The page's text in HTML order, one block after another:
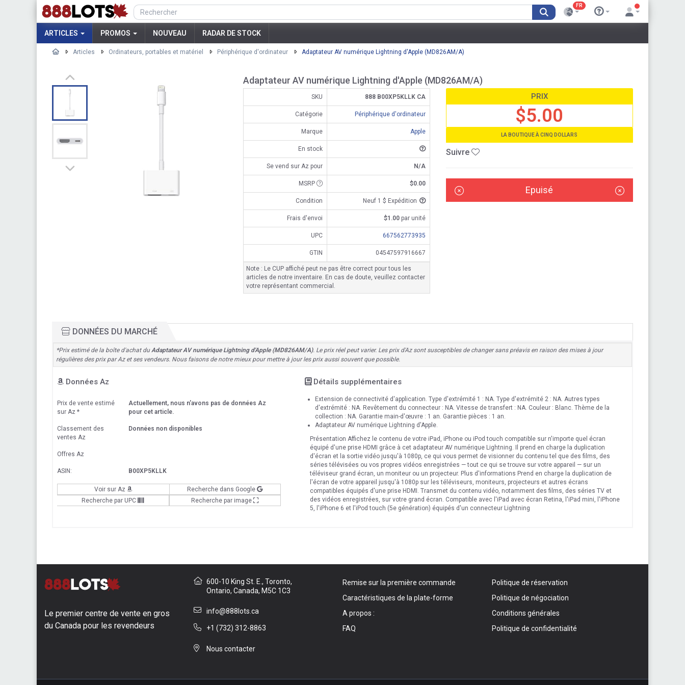
FR
ARTICLES PROMOS NOUVEAU RADAR DE STOCK
Articles Ordinateurs, portables et matériel Périphérique d'ordinateur Adaptateur AV numérique Lightning d'Apple (MD826AM/A)
Adaptateur AV numérique Lightning d'Apple (MD826AM/A)
SKU 888 B00XP5KLLK CA
Catégorie Périphérique d'ordinateur
Marque Apple
En stock
Se vend sur Az pour N/A
MSRP $0.00
Condition Neuf 1 $ Expédition
Frais d'envoi $1.00 par unité
UPC 667562773935
GTIN 04547597916667
Note : Le CUP affiché peut ne pas être correct pour tous les
articles de notre inventaire. En cas de doute, veuillez contacter
votre représentant commercial.
PRIX
$5.00
LA BOUTIQUE À CINQ DOLLARS
Suivre
Epuisé
DONNÉES DU MARCHÉ
*Prix estimé de la boîte d'achat duAdaptateur AV numérique Lightning d'Apple (MD826AM/A). Le prix réel peut varier. Les prix d'Az sont susceptibles de changer sans préavis en raison des mises à jour
régulières des prix par Az et ses vendeurs. Nous faisons de notre mieux pour mettre à jour les prix aussi souvent que possible.
Données Az
Prix de vente estimé
sur Az *
Actuellement, nous n'avons pas de données Az
pour cet article.
Classement des
ventes Az
Données non disponibles
Offres Az
ASIN: B00XP5KLLK
Voir sur Az
Recherche dans Google
Recherche par UPC
Recherche par image
Détails supplémentaires
Extension de connectivité d'application. Type d'extrémité 1 : NA. Type d'extrémité 2 : NA. Autres types
d'extrémité : NA. Revêtement du connecteur : NA. Vitesse de transfert : NA. Couleur : Blanc. Thème de la
collection : NA. Garantie main-d'œuvre : 1 an. Garantie pièces : 1 an.
Adaptateur AV numérique Lightning d'Apple.
Présentation Affichez le contenu de votre iPad, iPhone ou iPod touch compatible sur n'importe quel écran
équipé d'une prise HDMI grâce à cet adaptateur AV numérique Lightning. Il prend en charge la duplication
d'écran et la sortie vidéo jusqu'à 1080p, ce qui vous permet de visionner du contenu tel que des films, des
séries télévisées ou vos propres vidéos enregistrées — tout ce qui se trouve sur votre appareil — sur un
téléviseur grand écran, un moniteur ou un projecteur. Plus d'informations Prend en charge la duplication de
l'écran de votre appareil jusqu'à 1080p sur les téléviseurs, moniteurs, projecteurs et autres écrans
compatibles équipés d'une prise HDMI. Transmet du contenu vidéo, notamment des films, des séries TV et
des vidéos enregistrées, sur votre grand écran. Compatible avec l'iPad avec écran Retina, l'iPad mini, l'iPhone
5, l'iPhone 6 et l'iPod touch (5e génération) équipés d'un connecteur Lightning
Le premier centre de vente en gros
du Canada pour les revendeurs
600-10 King St. E., Toronto,
Ontario, Canada, M5C 1C3
info@888lots.ca
+1 (732) 312-8863
Nous contacter
Remise sur la première commande
Caractéristiques de la plate-forme
A propos :
FAQ
Politique de réservation
Politique de négociation
Conditions générales
Politique de confidentialité